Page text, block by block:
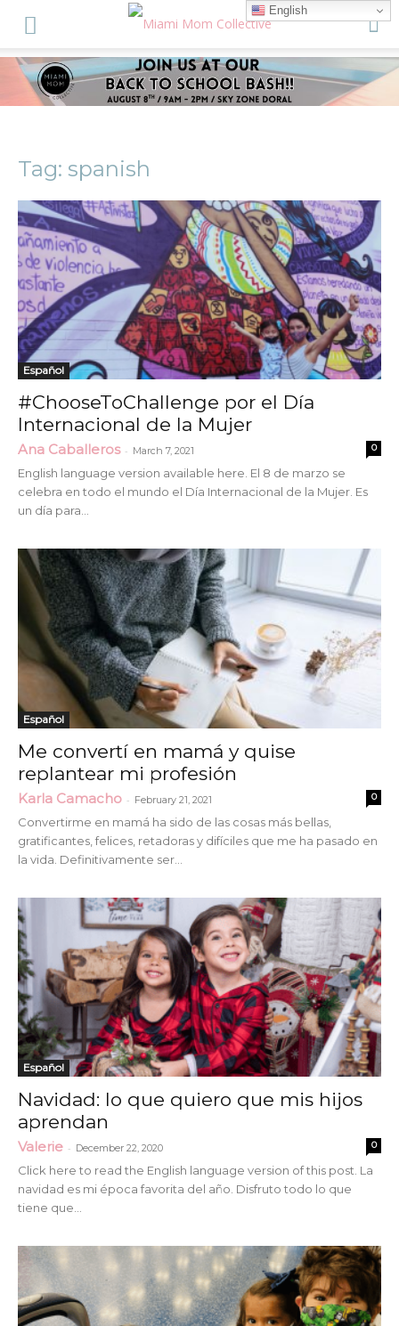
Tag: spanish
Español
#ChooseToChallenge por el Día
Internacional de la Mujer
Ana Caballeros - March 7, 2021 0
English language version available here. El 8 de marzo se
celebra en todo el mundo el Día Internacional de la Mujer. Es
un día para...
Español
Me convertí en mamá y quise
replantear mi profesión
Karla Camacho - February 21, 2021 0
Convertirme en mamá ha sido de las cosas más bellas,
gratificantes, felices, retadoras y difíciles que me ha pasado en
la vida. Definitivamente ser...
Español
Navidad: lo que quiero que mis hijos
aprendan
Valerie - December 22, 2020 0
Click here to read the English language version of this post. La
navidad es mi época favorita del año. Disfruto todo lo que
tiene que...
English